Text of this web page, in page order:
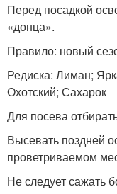
Перед посадкой
«донца».
Правило: новый
Редиска: Лиман;
Охотский; Сахарок
Для посева
Высевать поздней
проветриваемом
Не следует сажать